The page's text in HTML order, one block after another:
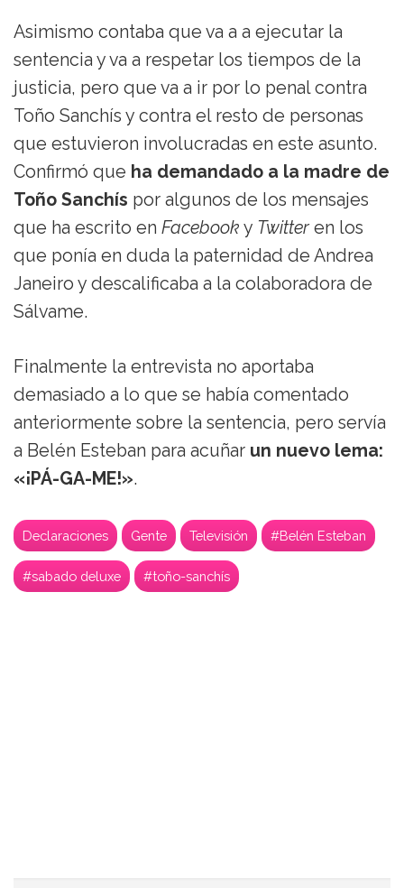
Asimismo contaba que va a a ejecutar la
sentencia y va a respetar los tiempos de la
justicia, pero que va a ir por lo penal contra
Toño Sanchís y contra el resto de personas
que estuvieron involucradas en este asunto.
Confirmó que ha demandado a la madre de
Toño Sanchís por algunos de los mensajes
que ha escrito en Facebook y Twitteren los
que ponía en duda la paternidad de Andrea
Janeiro y descalificaba a la colaboradora de
Sálvame.
Finalmente la entrevista no aportaba
demasiado a lo que se había comentado
anteriormente sobre la sentencia, pero servía
a Belén Esteban para acuñar un nuevo lema:
«¡PÁ-GA-ME!».
Declaraciones Gente Televisión #Belén Esteban
#sabado deluxe #toño-sanchís